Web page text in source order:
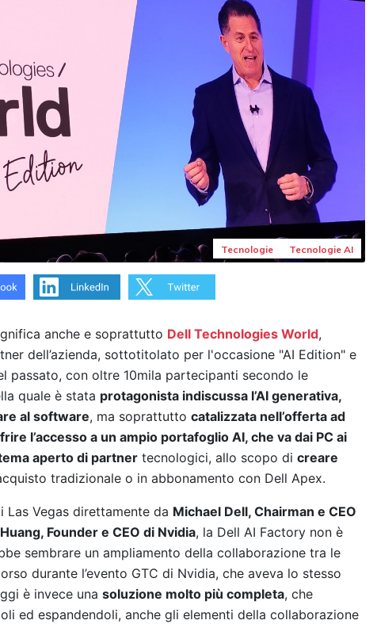
Tecnologie Tecnologie AI
anche e soprattutto Dell Technologies World,
dell’azienda, sottotitolato per l'occasione "AI Edition" e
passato, con oltre 10mila partecipanti secondo le
quale è stata protagonista indiscussa l’AI generativa,
al software, ma soprattutto catalizzata nell’offerta ad
l’accesso a un ampio portafoglio AI, che va dai PC ai
aperto di partner tecnologici, allo scopo di creare
tradizionale o in abbonamento con Dell Apex.
Las Vegas direttamente da Michael Dell, Chairman e CEO
Founder e CEO di Nvidia, la Dell AI Factory non è
sembrare un ampliamento della collaborazione tra le
durante l’evento GTC di Nvidia, che aveva lo stesso
è invece una soluzione molto più completa, che
ed espandendoli, anche gli elementi della collaborazione